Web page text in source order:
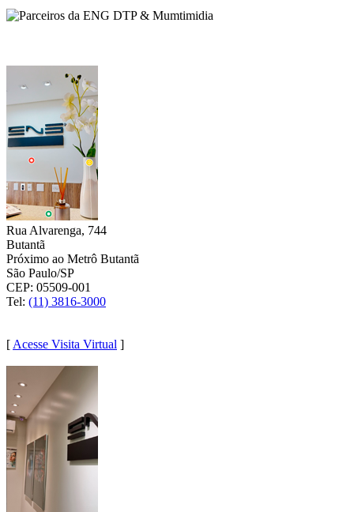
Rua Alvarenga, 744
Butantã
Próximo ao Metrô Butantã
São Paulo/SP
CEP: 05509-001
Tel: (11) 3816-3000
[ Acesse Visita Virtual ]